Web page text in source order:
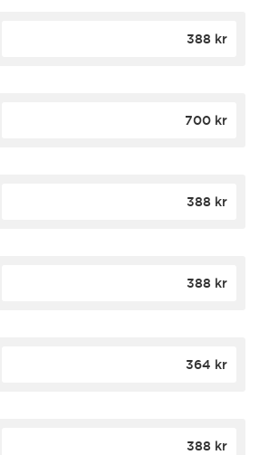
388 kr
700 kr
388 kr
388 kr
364 kr
388 kr